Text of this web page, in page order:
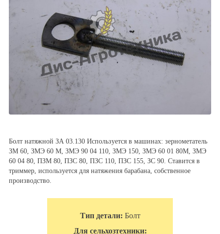
Болт натяжной ЗА 03.130 Используется в машинах: зернометатель
ЗМ 60, ЗМЭ 60 М, ЗМЭ 90 04 110, ЗМЭ 150, ЗМЭ 60 01 80М, ЗМЭ
60 04 80, ПЗМ 80, ПЗС 80, ПЗС 110, ПЗС 155, ЗС 90. Ставится в
триммер, используется для натяжения барабана, собственное
производство.
Тип детали: Болт
Для сельхозтехники: